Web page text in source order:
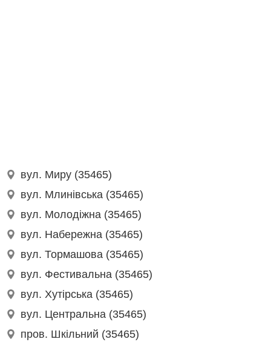
вул. Миру (35465)
вул. Млинівська (35465)
вул. Молодіжна (35465)
вул. Набережна (35465)
вул. Тормашова (35465)
вул. Фестивальна (35465)
вул. Хутірська (35465)
вул. Центральна (35465)
пров. Шкільний (35465)